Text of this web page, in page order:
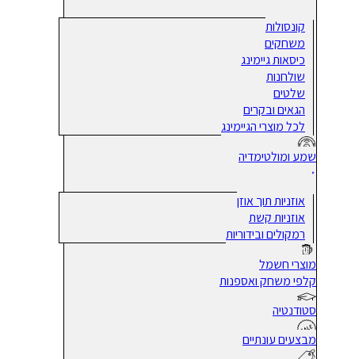
קונסולות
משחקים
כיסאות גיימינג
שולחנות
שלטים
הגאים ובקרים
לכל מוצרי הגיימינג
שמע ומולטימדיה
אוזניות תוך אוזן
אוזניות קשת
רמקולים ובידוריות
מוצרי חשמל
קלפי משחק ואספנות
סטודנטיה
מבצעים עונתיים